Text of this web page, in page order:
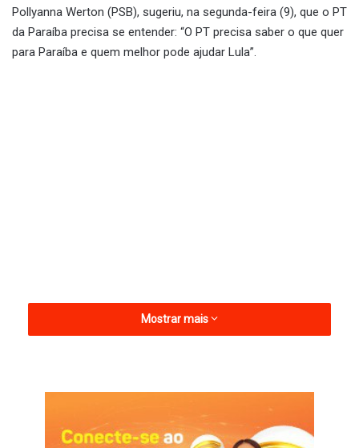
Pollyanna Werton (PSB), sugeriu, na segunda-feira (9), que o PT
da Paraíba precisa se entender: “O PT precisa saber o que quer
para Paraíba e quem melhor pode ajudar Lula”.
A declaração da pré-candidata à Câmara dos Deputados foi
durante entrevista ao Programa Hora H, da TV Norte Paraíba.
Mostrar mais